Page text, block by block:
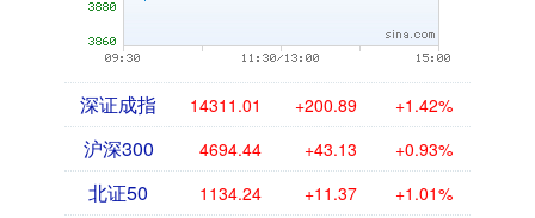
深证成指 14311.01 +200.89 +1.42%
沪深300 4694.44 +43.13 +0.93%
北证50 1134.24 +11.37 +1.01%